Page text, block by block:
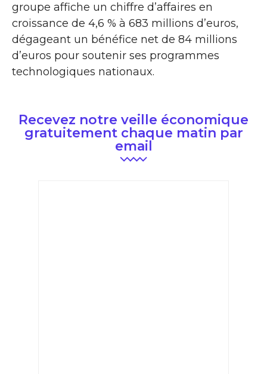
groupe affiche un chiffre d’affaires en
croissance de 4,6 % à 683 millions d’euros,
dégageant un bénéfice net de 84 millions
d’euros pour soutenir ses programmes
technologiques nationaux.
Recevez notre veille économique
gratuitement chaque matin par
email